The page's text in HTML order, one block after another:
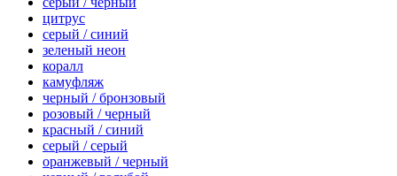
цитрус
серый / синий
зеленый неон
коралл
камуфляж
черный / бронзовый
розовый / черный
красный / синий
серый / серый
оранжевый / черный